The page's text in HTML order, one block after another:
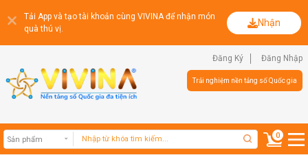
Tải App và tạo tài khoản cùng VIVINA để nhận món
quà thú vị.
Nhận
Đăng Ký Đăng Nhập
Trải nghiệm nền tảng số Quốc gia
0